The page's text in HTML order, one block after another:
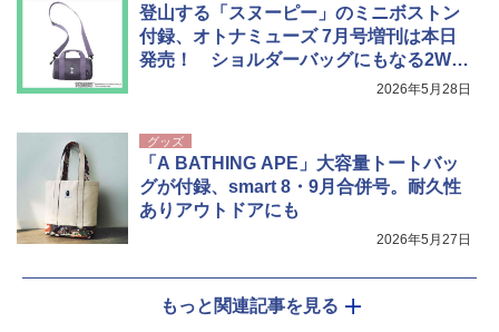
登山する「スヌーピー」のミニボストン
付録、オトナミューズ 7月号増刊は本日
発売！ ショルダーバッグにもなる2WA
2026年5月28日
グッズ
「A BATHING APE」大容量トートバッ
グが付録、smart 8・9月合併号。耐久性
ありアウトドアにも
2026年5月27日
もっと関連記事を見る